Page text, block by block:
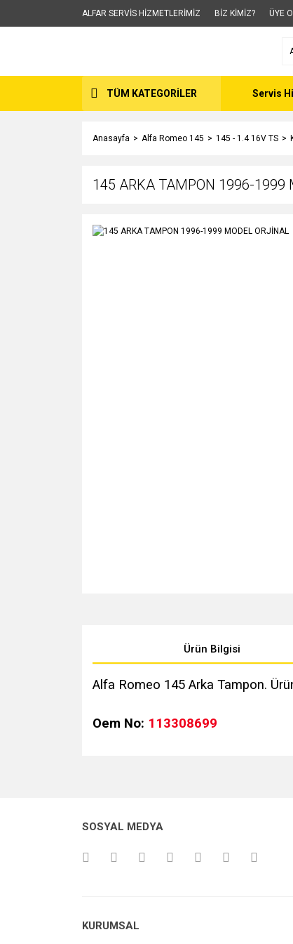
ALFAR SERVİS HİZMETLERİMİZ BİZ KİMİZ? ÜYE
TÜM KATEGORİLER Servis
Anasayfa Alfa Romeo 145 145 - 1.4 16V TS
145 ARKA TAMPON 1996-1999
Ürün Bilgisi
Alfa Romeo 145 Arka Tampon.
Oem No: 113308699
Ürün açıklamasında eksik bilgiler bulunuyor.
SOSYAL MEDYA
KURUMSAL